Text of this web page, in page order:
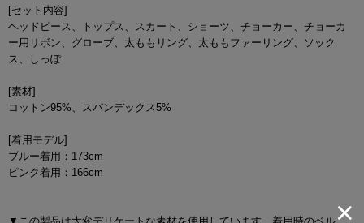
[セット内容]
ヘッドピース、トップス、スカート、ショーツ、チョーカー、チョーカ
ー用リボン、グローブ、太ももリング、太ももファーリング、ソック
ス、しっぽ
[素材]
コットン95%、スパンデックス5%
[着用モデル]
ブルー着用：173cm
ピンク着用：166cm